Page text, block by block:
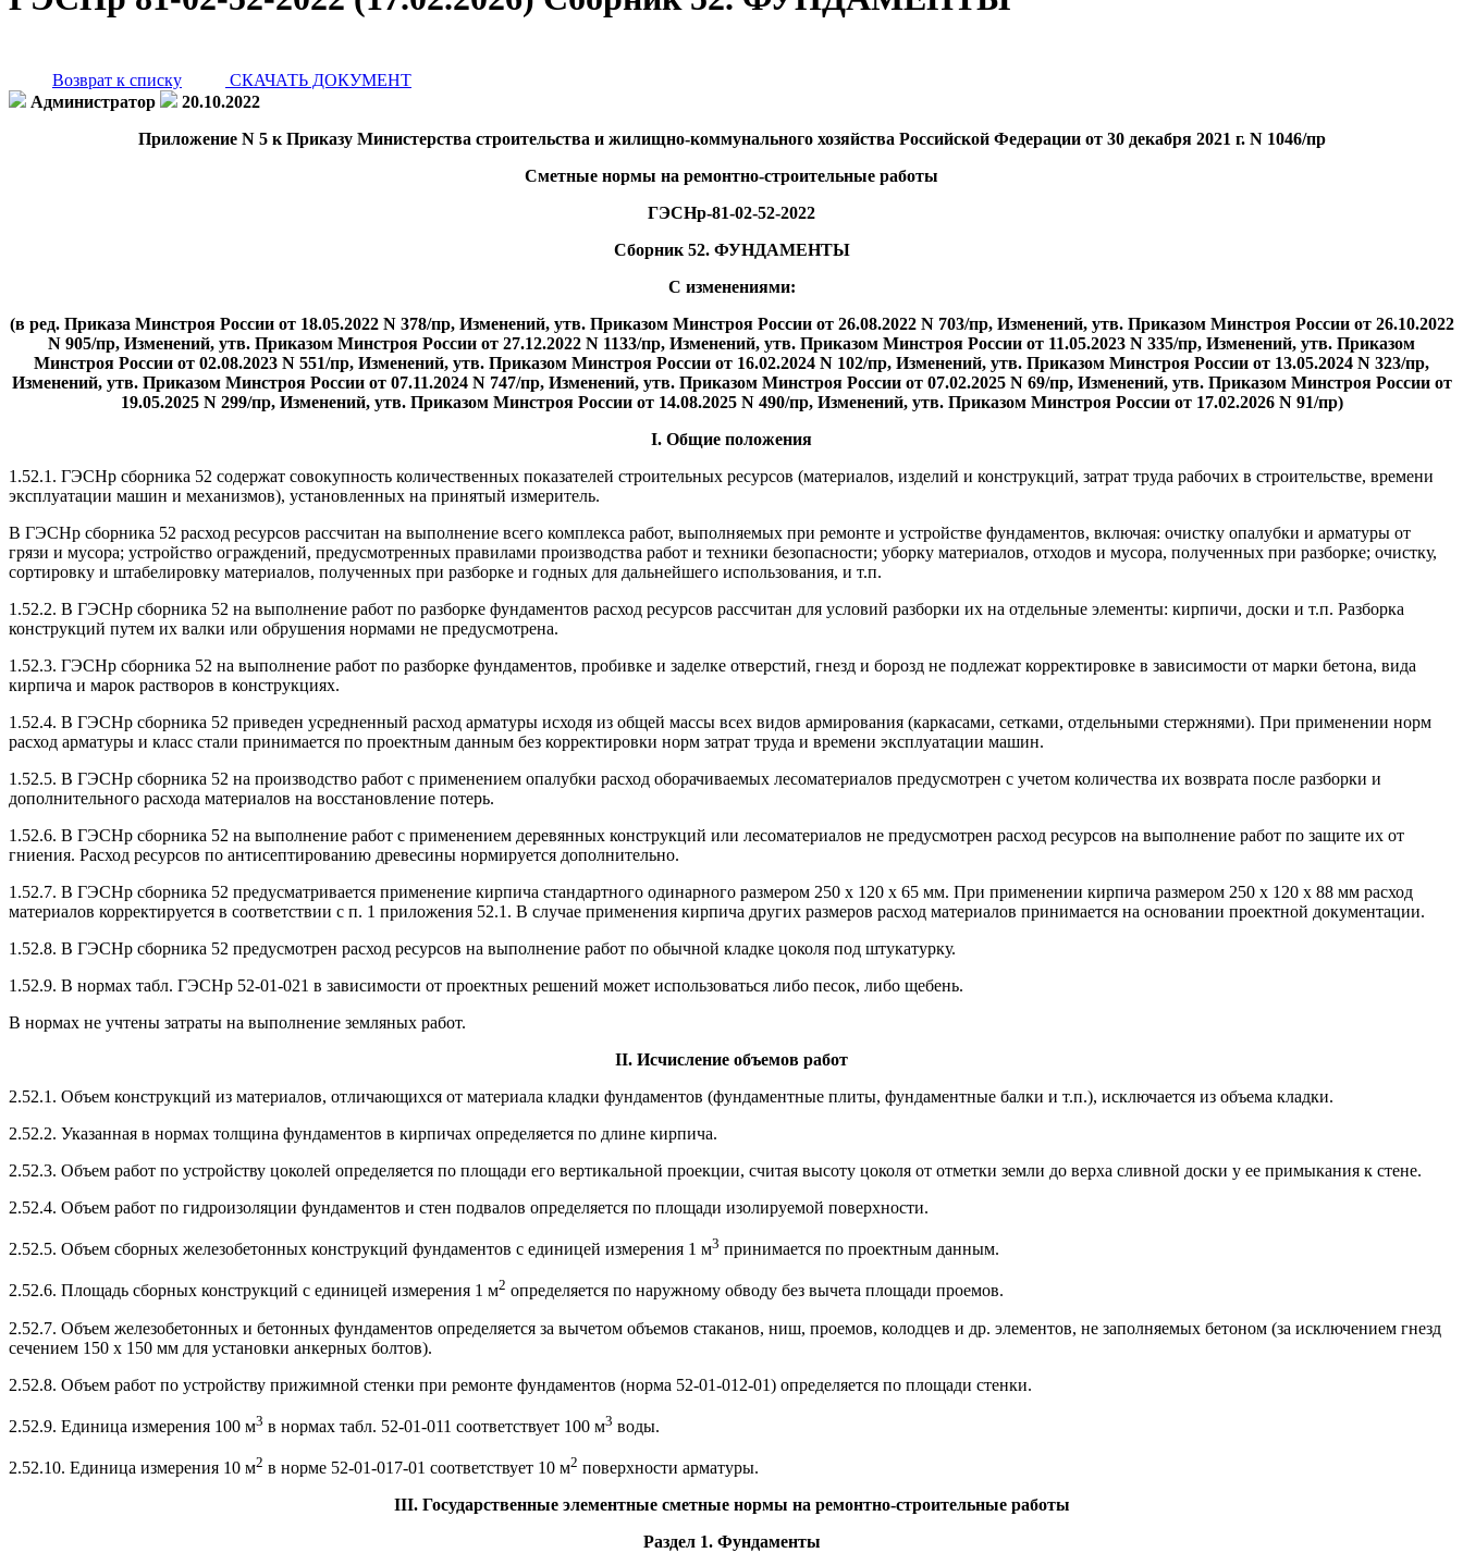
Возврат к списку
СКАЧАТЬ ДОКУМЕНТ
Администратор
20.10.2022
Приложение N 5 к Приказу Министерства строительства и жилищно-коммунального хозяйства Российской Федерации от 30 декабря 2021 г. N 1046/пр
Сметные нормы на ремонтно-строительные работы
ГЭСНр-81-02-52-2022
Сборник 52. ФУНДАМЕНТЫ
С изменениями:
(в ред. Приказа Минстроя России от 18.05.2022 N 378/пр, Изменений, утв. Приказом Минстроя России от 26.08.2022 N 703/пр, Изменений, утв. Приказом Минстроя России от 26.10.2022
N 905/пр, Изменений, утв. Приказом Минстроя России от 27.12.2022 N 1133/пр, Изменений, утв. Приказом Минстроя России от 11.05.2023 N 335/пр, Изменений, утв. Приказом
Минстроя России от 02.08.2023 N 551/пр, Изменений, утв. Приказом Минстроя России от 16.02.2024 N 102/пр, Изменений, утв. Приказом Минстроя России от 13.05.2024 N 323/пр,
Изменений, утв. Приказом Минстроя России от 07.11.2024 N 747/пр, Изменений, утв. Приказом Минстроя России от 07.02.2025 N 69/пр, Изменений, утв. Приказом Минстроя России от
19.05.2025 N 299/пр, Изменений, утв. Приказом Минстроя России от 14.08.2025 N 490/пр, Изменений, утв. Приказом Минстроя России от 17.02.2026 N 91/пр)
I. Общие положения
1.52.1. ГЭСНр сборника 52 содержат совокупность количественных показателей строительных ресурсов (материалов, изделий и конструкций, затрат труда рабочих в строительстве, времени
эксплуатации машин и механизмов), установленных на принятый измеритель.
В ГЭСНр сборника 52 расход ресурсов рассчитан на выполнение всего комплекса работ, выполняемых при ремонте и устройстве фундаментов, включая: очистку опалубки и арматуры от
грязи и мусора; устройство ограждений, предусмотренных правилами производства работ и техники безопасности; уборку материалов, отходов и мусора, полученных при разборке; очистку,
сортировку и штабелировку материалов, полученных при разборке и годных для дальнейшего использования, и т.п.
1.52.2. В ГЭСНр сборника 52 на выполнение работ по разборке фундаментов расход ресурсов рассчитан для условий разборки их на отдельные элементы: кирпичи, доски и т.п. Разборка
конструкций путем их валки или обрушения нормами не предусмотрена.
1.52.3. ГЭСНр сборника 52 на выполнение работ по разборке фундаментов, пробивке и заделке отверстий, гнезд и борозд не подлежат корректировке в зависимости от марки бетона, вида
кирпича и марок растворов в конструкциях.
1.52.4. В ГЭСНр сборника 52 приведен усредненный расход арматуры исходя из общей массы всех видов армирования (каркасами, сетками, отдельными стержнями). При применении норм
расход арматуры и класс стали принимается по проектным данным без корректировки норм затрат труда и времени эксплуатации машин.
1.52.5. В ГЭСНр сборника 52 на производство работ с применением опалубки расход оборачиваемых лесоматериалов предусмотрен с учетом количества их возврата после разборки и
дополнительного расхода материалов на восстановление потерь.
1.52.6. В ГЭСНр сборника 52 на выполнение работ с применением деревянных конструкций или лесоматериалов не предусмотрен расход ресурсов на выполнение работ по защите их от
гниения. Расход ресурсов по антисептированию древесины нормируется дополнительно.
1.52.7. В ГЭСНр сборника 52 предусматривается применение кирпича стандартного одинарного размером 250 x 120 x 65 мм. При применении кирпича размером 250 x 120 x 88 мм расход
материалов корректируется в соответствии с п. 1 приложения 52.1. В случае применения кирпича других размеров расход материалов принимается на основании проектной документации.
1.52.8. В ГЭСНр сборника 52 предусмотрен расход ресурсов на выполнение работ по обычной кладке цоколя под штукатурку.
1.52.9. В нормах табл. ГЭСНр 52-01-021 в зависимости от проектных решений может использоваться либо песок, либо щебень.
В нормах не учтены затраты на выполнение земляных работ.
II. Исчисление объемов работ
2.52.1. Объем конструкций из материалов, отличающихся от материала кладки фундаментов (фундаментные плиты, фундаментные балки и т.п.), исключается из объема кладки.
2.52.2. Указанная в нормах толщина фундаментов в кирпичах определяется по длине кирпича.
2.52.3. Объем работ по устройству цоколей определяется по площади его вертикальной проекции, считая высоту цоколя от отметки земли до верха сливной доски у ее примыкания к стене.
2.52.4. Объем работ по гидроизоляции фундаментов и стен подвалов определяется по площади изолируемой поверхности.
2.52.5. Объем сборных железобетонных конструкций фундаментов с единицей измерения 1 м3 принимается по проектным данным.
2.52.6. Площадь сборных конструкций с единицей измерения 1 м2 определяется по наружному обводу без вычета площади проемов.
2.52.7. Объем железобетонных и бетонных фундаментов определяется за вычетом объемов стаканов, ниш, проемов, колодцев и др. элементов, не заполняемых бетоном (за исключением гнезд
сечением 150 x 150 мм для установки анкерных болтов).
2.52.8. Объем работ по устройству прижимной стенки при ремонте фундаментов (норма 52-01-012-01) определяется по площади стенки.
2.52.9. Единица измерения 100 м3 в нормах табл. 52-01-011 соответствует 100 м3 воды.
2.52.10. Единица измерения 10 м2 в норме 52-01-017-01 соответствует 10 м2 поверхности арматуры.
III. Государственные элементные сметные нормы на ремонтно-строительные работы
Раздел 1. Фундаменты